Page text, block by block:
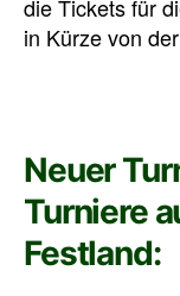
die Tickets für
in Kürze von der
Neuer
Turniere
Festland: